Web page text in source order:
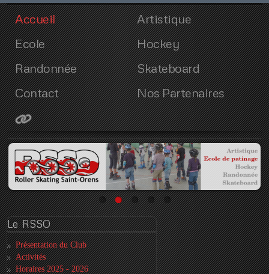
Accueil
Artistique
Ecole
Hockey
Randonnée
Skateboard
Contact
Nos Partenaires
LeRSSO
Présentation du Club
Activités
Horaires 2025 - 2026